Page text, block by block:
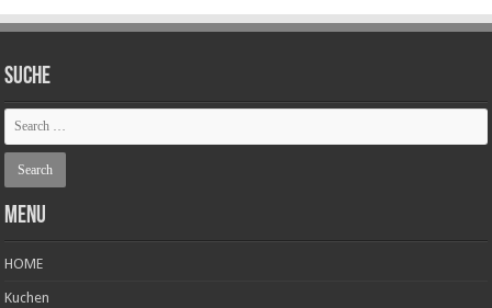
SUCHE
Menu
HOME
Kuchen